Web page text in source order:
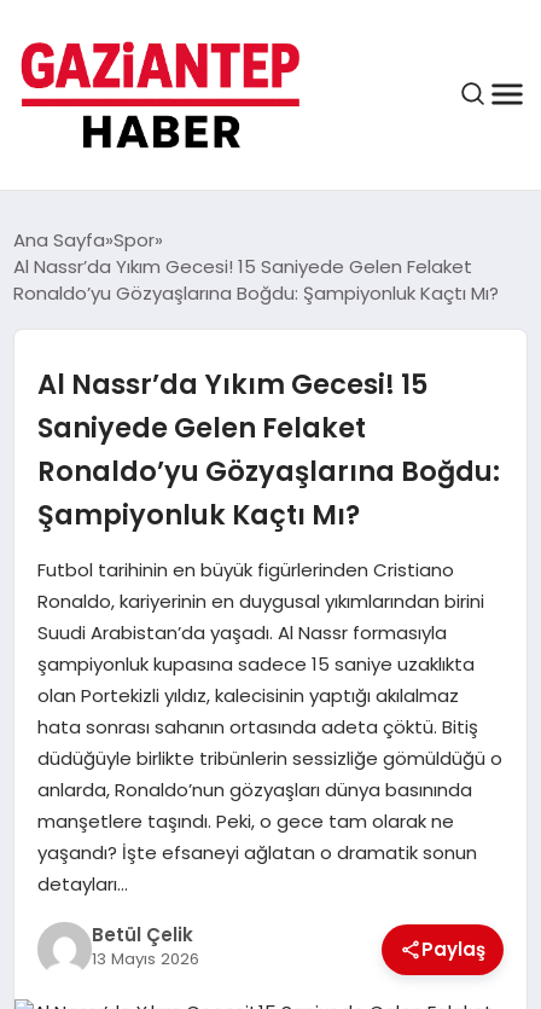
ASAYIŞ
EĞITIM
FINANS
KÜLTÜR VE SANAT
MAGAZIN
SPOR
SIYASET
DIĞER
Ana Sayfa Spor
Al Nassr’da Yıkım Gecesi! 15 Saniyede Gelen Felaket
Ronaldo’yu Gözyaşlarına Boğdu: Şampiyonluk Kaçtı Mı?
Al Nassr’da Yıkım Gecesi! 15
Saniyede Gelen Felaket
Ronaldo’yu Gözyaşlarına Boğdu:
Şampiyonluk Kaçtı Mı?
Futbol tarihinin en büyük figürlerinden Cristiano
Ronaldo, kariyerinin en duygusal yıkımlarından birini
Suudi Arabistan’da yaşadı. Al Nassr formasıyla
şampiyonluk kupasına sadece 15 saniye uzaklıkta
olan Portekizli yıldız, kalecisinin yaptığı akılalmaz
hata sonrası sahanın ortasında adeta çöktü. Bitiş
düdüğüyle birlikte tribünlerin sessizliğe gömüldüğü o
anlarda, Ronaldo’nun gözyaşları dünya basınında
manşetlere taşındı. Peki, o gece tam olarak ne
yaşandı? İşte efsaneyi ağlatan o dramatik sonun
detayları…
Betül Çelik
13 Mayıs 2026 Paylaş